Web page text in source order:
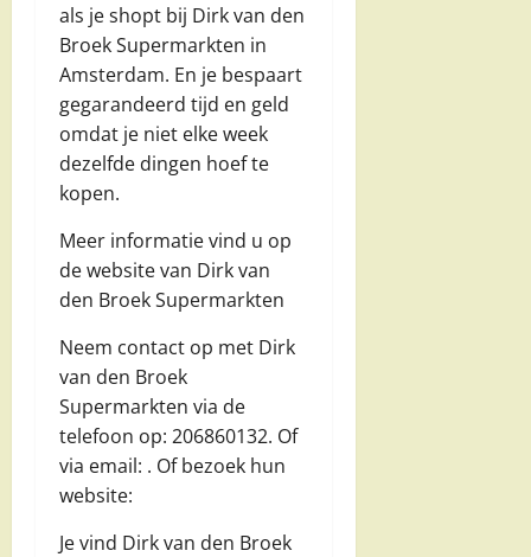
als je shopt bij Dirk van den
Broek Supermarkten in
Amsterdam. En je bespaart
gegarandeerd tijd en geld
omdat je niet elke week
dezelfde dingen hoef te
kopen.
Meer informatie vind u op
de website van Dirk van
den Broek Supermarkten
Neem contact op met Dirk
van den Broek
Supermarkten via de
telefoon op: 206860132. Of
via email: . Of bezoek hun
website:
Je vind Dirk van den Broek